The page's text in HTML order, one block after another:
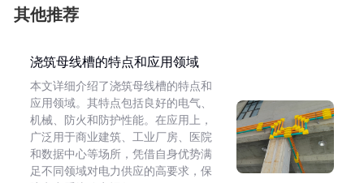
其他推荐
浇筑母线槽的特点和应用领域
本文详细介绍了浇筑母线槽的特点和
应用领域。其特点包括良好的电气、
机械、防火和防护性能。在应用上，
广泛用于商业建筑、工业厂房、医院
和数据中心等场所，凭借自身优势满
足不同领域对电力供应的高要求，保